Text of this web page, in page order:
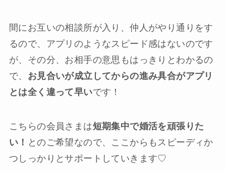
間にお互いの相談所が入り、仲人がやり通りをす
るので、アプリのようなスピード感はないのです
が、その分、お相手の意思もはっきりとわかるの
で、 お見合いが成立してからの進み具合がアプリ
とは全く違って早いです！
こちらの会員さまは短期集中で婚活を頑張りた
い！ とのご希望なので、ここからもスピーディか
つしっかりとサポートしていきます♡